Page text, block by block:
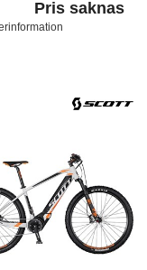
Pris saknas